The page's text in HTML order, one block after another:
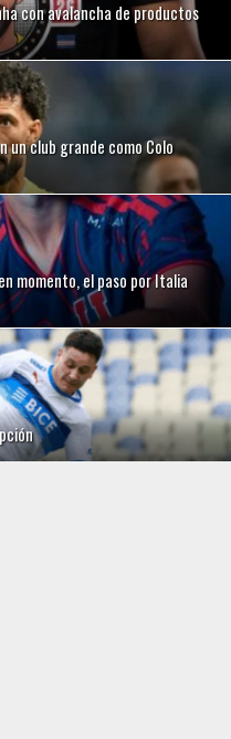
con avalancha de productos
un club grande como Colo
momento, el paso por Italia